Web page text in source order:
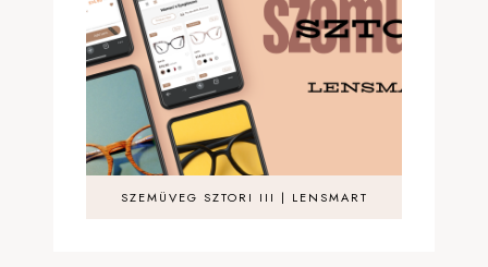
SZEMÜVEG SZTORI III | LENSMART